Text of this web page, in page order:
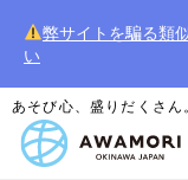
弊サイトを騙る類
い
あそび心、盛りだくさん